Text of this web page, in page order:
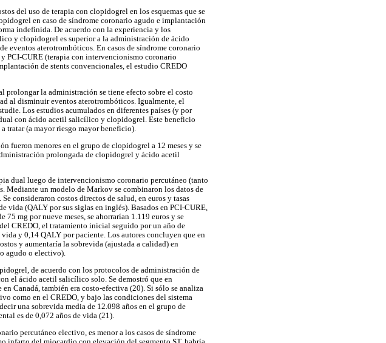
del uso de terapia con clopidogrel en los esquemas que se
en caso de síndrome coronario agudo e implantación
indefinida. De acuerdo con la experiencia y los
y clopidogrel es superior a la administración de ácido
eventos aterotrombóticos. En casos de síndrome coronario
PCI-CURE (terapia con intervencionismo coronario
de stents convencionales, el estudio CREDO
prolongar la administración se tiene efecto sobre el costo
al disminuir eventos aterotrombóticos. Igualmente, el
Los estudios acumulados en diferentes países (y por
con ácido acetil salicílico y clopidogrel. Este beneficio
tratar (a mayor riesgo mayor beneficio).
fueron menores en el grupo de clopidogrel a 12 meses y se
prolongada de clopidogrel y ácido acetil
dual luego de intervencionismo coronario percutáneo (tanto
Mediante un modelo de Markov se combinaron los datos de
consideraron costos directos de salud, en euros y tasas
vida (QALY por sus siglas en inglés). Basados en PCI-CURE,
mg por nueve meses, se ahorrarían 1.119 euros y se
CREDO, el tratamiento inicial seguido por un año de
y 0,14 QALY por paciente. Los autores concluyen que en
y aumentaría la sobrevida (ajustada a calidad) en
agudo o electivo).
de acuerdo con los protocolos de administración de
el ácido acetil salicílico solo. Se demostró que en
Canadá, también era costo-efectiva (20). Si sólo se analiza
como en el CREDO, y bajo las condiciones del sistema
una sobrevida media de 12.098 años en el grupo de
es de 0,072 años de vida (21).
percutáneo electivo, es menor a los casos de síndrome